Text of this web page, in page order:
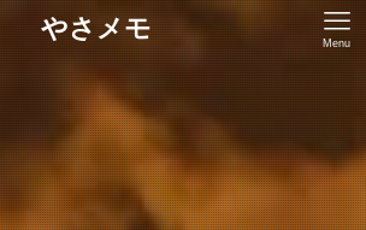
やさメモ Menu